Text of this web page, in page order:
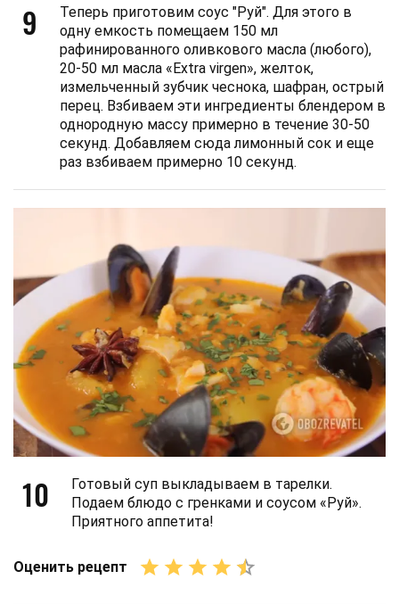
9
Теперь приготовим соус "Руй". Для этого в
одну емкость помещаем 150 мл
рафинированного оливкового масла (любого),
20-50 мл масла «Extra virgen», желток,
измельченный зубчик чеснока, шафран, острый
перец. Взбиваем эти ингредиенты блендером в
однородную массу примерно в течение 30-50
секунд. Добавляем сюда лимонный сок и еще
раз взбиваем примерно 10 секунд.
10
Готовый суп выкладываем в тарелки.
Подаем блюдо с гренками и соусом «Руй».
Приятного аппетита!
Оценить рецепт